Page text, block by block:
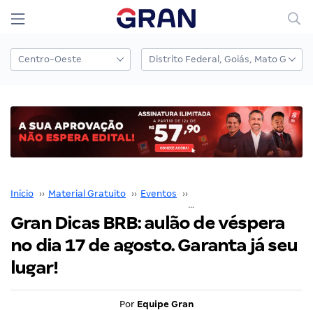
Início ›› Material Gratuito ›› Eventos ››
Gran Dicas BRB: aulão de véspera
no dia 17 de agosto. Garanta já seu
lugar!
Por Equipe Gran